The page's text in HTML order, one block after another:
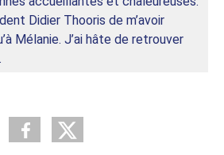
Didier Thooris de m’avoir
Mélanie. J’ai hâte de retrouver